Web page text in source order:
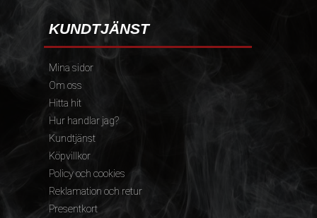
KUNDTJÄNST
Mina sidor
Om oss
Hitta hit
Hur handlar jag?
Kundtjänst
Köpvillkor
Policy och cookies
Reklamation och retur
Presentkort